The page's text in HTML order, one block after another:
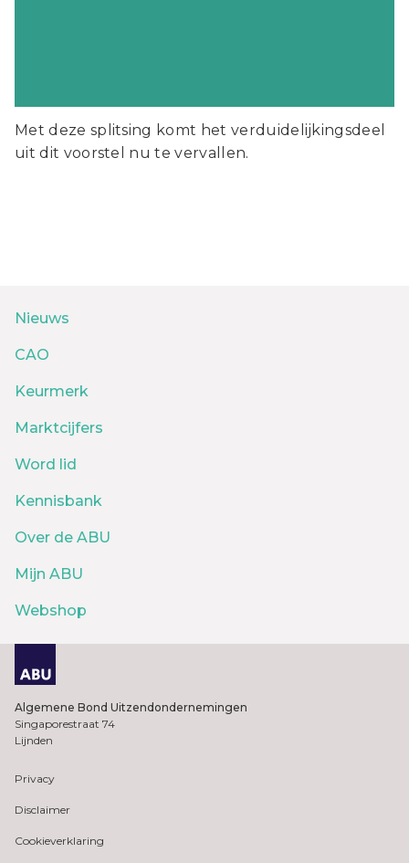
Met deze splitsing komt het verduidelijkingsdeel
uit dit voorstel nu te vervallen.
Nieuws
CAO
Keurmerk
Marktcijfers
Word lid
Kennisbank
Over de ABU
Mijn ABU
Webshop
Algemene Bond Uitzendondernemingen
Singaporestraat 74
Lijnden
Privacy
Disclaimer
Cookieverklaring